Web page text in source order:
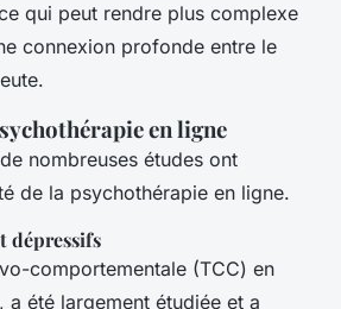
qui peut rendre plus complexe
connexion profonde entre le
en ligne
nombreuses études ont
de la psychothérapie en ligne.
dépressifs
comportementale (TCC) en
a été largement étudiée et a